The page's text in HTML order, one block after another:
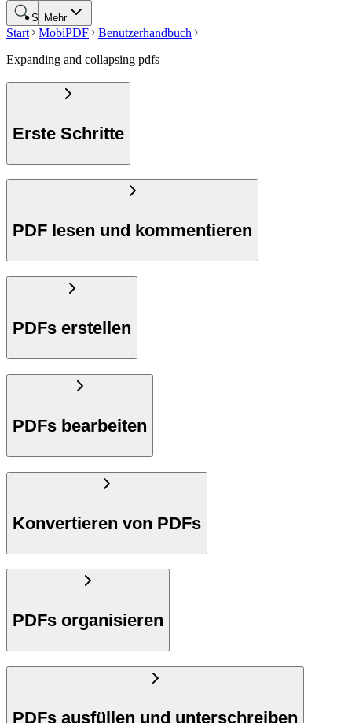
Mehr
Suche
Start MobiPDF
Benutzerhandbuch
Expanding and collapsing pdfs
Erste Schritte
PDF lesen und kommentieren
PDFs erstellen
PDFs bearbeiten
Konvertieren von PDFs
PDFs organisieren
PDFs ausfüllen und unterschreiben